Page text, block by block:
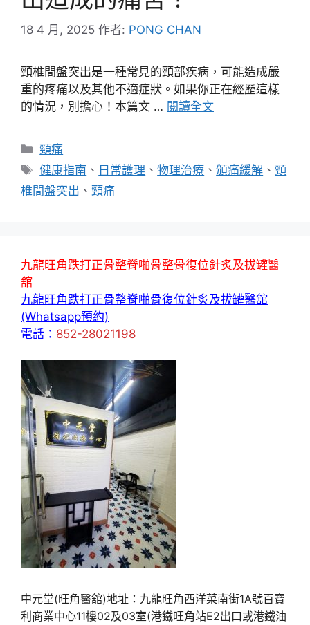
18 4 月, 2025 作者: PONG CHAN
頸椎間盤突出是一種常見的頸部疾病，可能造成嚴
重的疼痛以及其他不適症狀。如果你正在經歷這樣
的情況，別擔心！本篇文 … 閱讀全文
分
類
頸痛
標
籤
健康指南 、 日常護理 、物理治療 、頒痛緩解 、頸
椎間盤突出 、 頸痛
九龍旺角跌打正骨整脊啪骨整骨復位針炙及拔罐醫
舘
九龍旺角跌打正骨整脊啪骨復位針炙及拔罐醫舘
(Whatsapp預約)
電話： 852-28021198
中元堂(旺角醫舘)地址：九龍旺角西洋菜南街1A號百寶
利商業中心11樓02及03室(港鐵旺角站E2出口或港鐵油